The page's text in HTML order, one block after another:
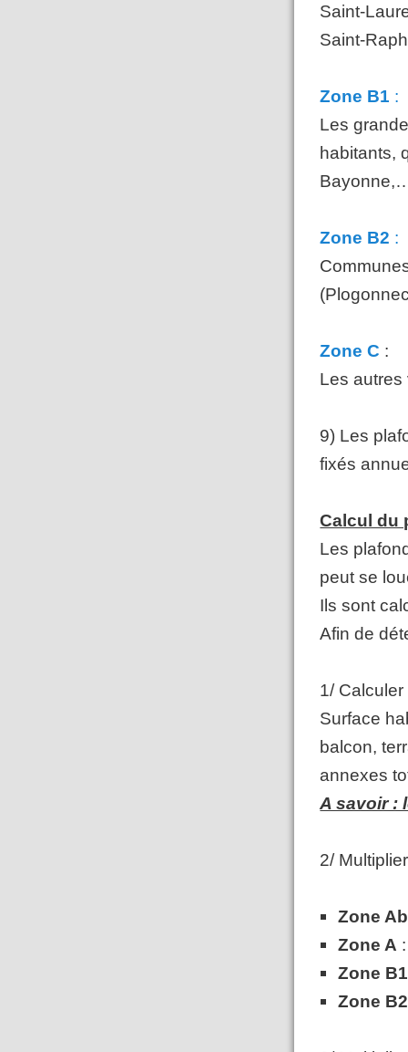
Saint-
Saint-
Zone B1 :
Les
habitants,
Zone B2 :
Zone C :
Les
9) Les
fixés
Calcul du
Les
peut se
Ils sont
Afin de
1/
Surface
balcon,
annexes
A savoir :
2/
Zone
Zone A
Zone B1
Zone B2